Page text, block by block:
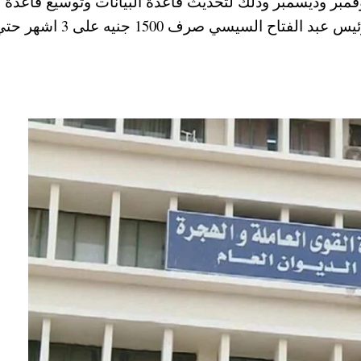
الخدمات المقدمة لهم الفترة القادمة مع قرار الرئيس عبد الفتاح السيسي صرف 1500